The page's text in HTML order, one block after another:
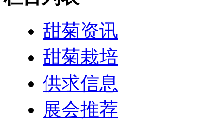
甜菊资讯
甜菊栽培
供求信息
展会推荐